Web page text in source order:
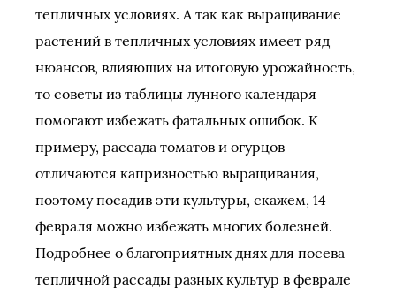
тепличных условиях. А так как выращивание
растений в тепличных условиях имеет ряд
нюансов, влияющих на итоговую урожайность,
то советы из таблицы лунного календаря
помогают избежать фатальных ошибок. К
примеру, рассада томатов и огурцов
отличаются капризностью выращивания,
поэтому посадив эти культуры, скажем, 14
февраля можно избежать многих болезней.
Подробнее о благоприятных днях для посева
тепличной рассады разных культур в феврале